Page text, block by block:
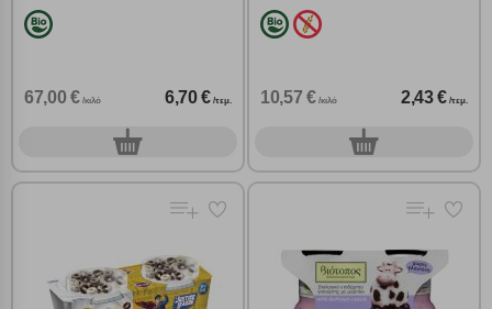
67,00 € /κιλό 6,70 € /τεμ.
0τεμ.
10,57 € /κιλό 2,43 € /τεμ.
0τεμ.